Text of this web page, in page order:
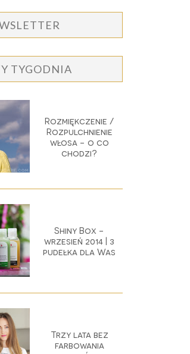
TYGODNIA
Rozmiękczenie /
Rozpulchnienie
włosa - o co
chodzi?
Shiny Box -
wrzesień 2014 | 3
pudełka dla Was
Trzy lata bez
farbowania